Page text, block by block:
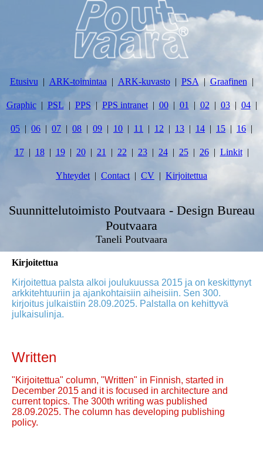
Etusivu ARK-toimintaa ARK-kuvasto PSA Graafinen
Graphic PSL PPS PPS intranet 00 01 02 03 04
05 06 07 08 09 10 11 12 13 14 15 16
17 18 19 20 21 22 23 24 25 26 Linkit
Yhteydet Contact CV Kirjoitettua
Suunnittelutoimisto Poutvaara - Design Bureau
Poutvaara
Taneli Poutvaara
Kirjoitettua
Kirjoitettua palsta alkoi joulukuussa 2015 ja on keskittynyt
arkkitehtuuriin ja ajankohtaisiin aiheisiin. Sen 300.
kirjoitus julkaistiin 28.09.2025. Palstalla on kehittyvä
julkaisulinja.
Written
"Kirjoitettua" column, "Written" in Finnish, started in
December 2015 and it is focused in architecture and
current topics. The 300th writing was published
28.09.2025. The column has developing publishing
policy.